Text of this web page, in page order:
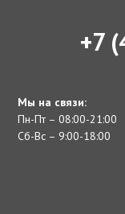
+7
Мы на связи:
Пн-Пт – 08:00-21:00
Сб-Вс – 9:00-18:00